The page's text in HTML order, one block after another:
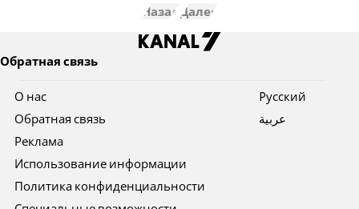
Назад Далее
Обратная связь
О нас
Обратная связь
Реклама
Использование информации
Политика конфиденциальности
Pусский
عربية